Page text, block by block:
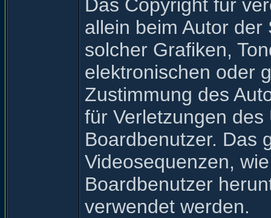
Das Copyright für
allein beim Autor der
solcher Grafiken,
elektronischen oder
Zustimmung des
für Verletzungen
Boardbenutzer. Das
Videosequenzen,
Boardbenutzer
verwendet werden.